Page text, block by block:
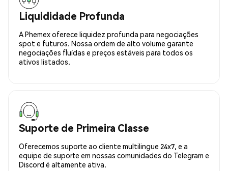
Liquididade Profunda
A Phemex oferece liquidez profunda para negociações
spot e futuros. Nossa ordem de alto volume garante
negociações fluídas e preços estáveis para todos os
ativos listados.
Suporte de Primeira Classe
Oferecemos suporte ao cliente multilingue 24x7, e a
equipe de suporte em nossas comunidades do Telegram e
Discord é altamente ativa.